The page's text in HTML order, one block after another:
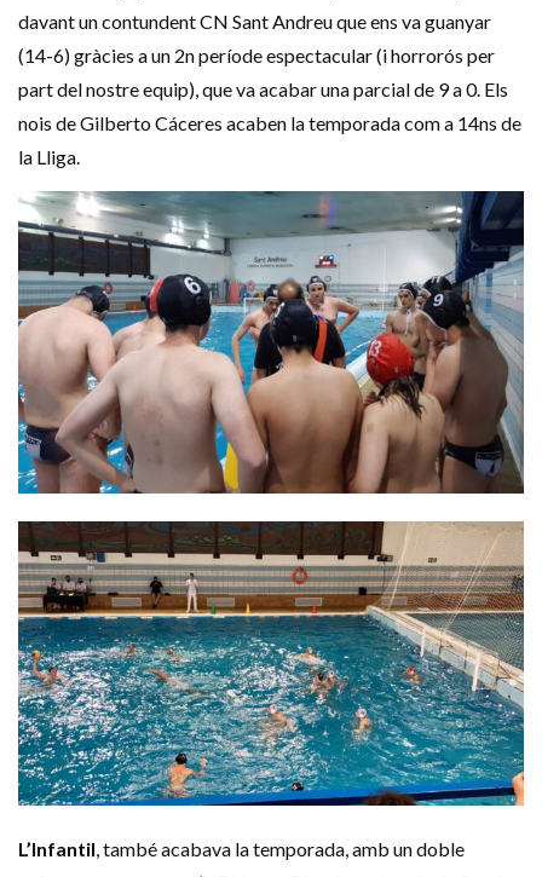
davant un contundentCN Sant Andreu que ens va guanyar
(14-6) gràcies a un 2n període espectacular (i horrorós per
part del nostre equip), que va acabar una parcial de 9 a 0. Els
nois deGilbertoCáceres acaben la temporada com a 14ns de
la Lliga.
L’Infantil, també acabava la temporada, amb un doble